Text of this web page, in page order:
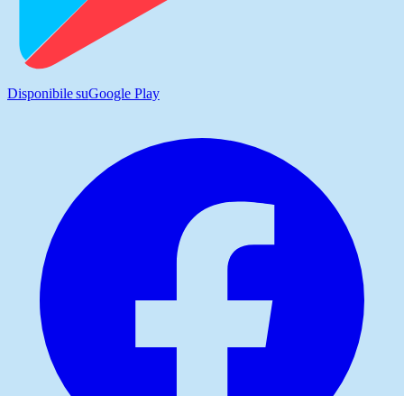
Disponibile suGoogle Play